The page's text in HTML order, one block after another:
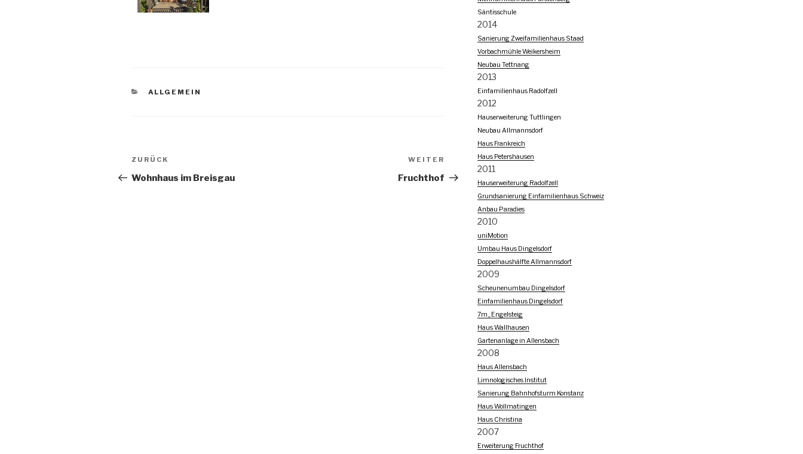
KATEGORIEN
ALLGEMEIN
Vorheriger
Beitrag
ZURÜCK
Wohnhaus im Breisgau
Nächster
Beitrag
WEITER
Fruchthof
Säntisschule
2014
Sanierung Zweifamilienhaus Staad
Vorbachmühle Weikersheim
Neubau Tettnang
2013
Einfamilienhaus Radolfzell
2012
Hauserweiterung Tuttlingen
Neubau Allmannsdorf
Haus Frankreich
Haus Petershausen
2011
Hauserweiterung Radolfzell
Grundsanierung Einfamilienhaus Schweiz
Anbau Paradies
2010
uniMotion
Umbau Haus Dingelsdorf
Doppelhaushälfte Allmannsdorf
2009
Scheunenumbau Dingelsdorf
Einfamilienhaus Dingelsdorf
7m_Engelsteig
Haus Wallhausen
Gartenanlage in Allensbach
2008
Haus Allensbach
Limnologisches Institut
Sanierung Bahnhofsturm Konstanz
Haus Wollmatingen
Haus Christina
2007
Erweiterung Fruchthof